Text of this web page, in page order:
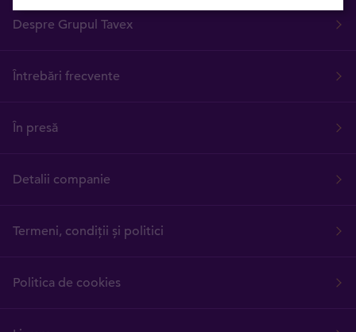
Despre Grupul Tavex
Întrebări frecvente
În presă
Detalii companie
Termeni, condiții și politici
Politica de cookies